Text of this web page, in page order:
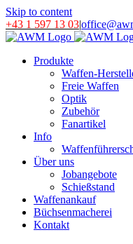
Skip to content
+43 1 597 13 03|
Produkte
Waffen-
Freie Waffen
Optik
Zubehör
Fanartikel
Info
Über uns
Jobangebote
Schießstand
Waffenankauf
Büchsenmacherei
Kontakt